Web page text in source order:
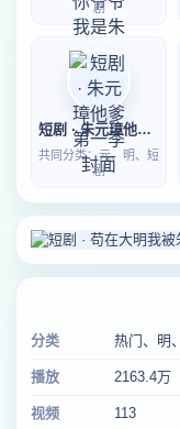
剧
短剧 · 朱元璋他爹第一季
共同分类：元、明、短
剧
分类 热门、明
播放 2163.4万
视频 113